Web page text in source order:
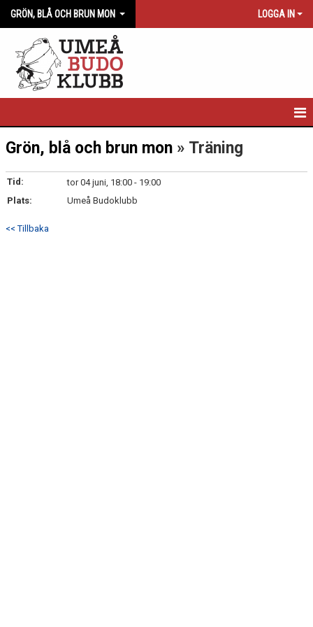
GRÖN, BLÅ OCH BRUN MON LOGGA IN
GRÖN, BLÅ OCH BRUN MON
NYHETER
KALENDER
Grön, blå och brun mon » Träning
Tid:
tor 04 juni, 18:00 - 19:00
Plats:
Umeå Budoklubb
<< Tillbaka